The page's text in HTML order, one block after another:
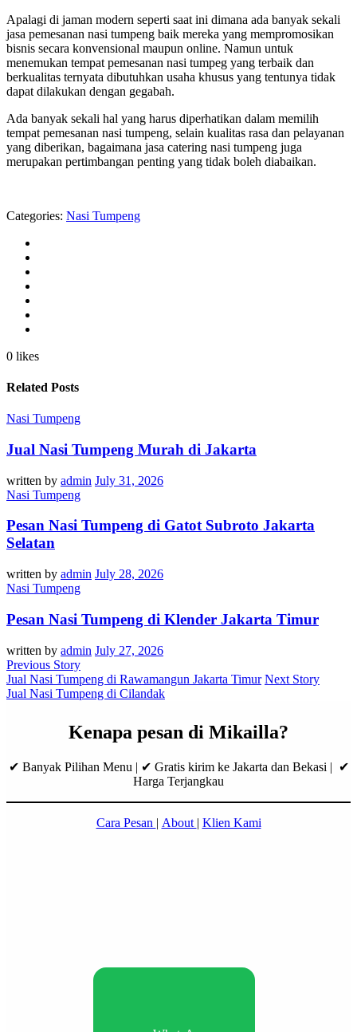
Apalagi di jaman modern seperti saat ini dimana ada banyak sekali
jasa pemesanan nasi tumpeng baik mereka yang mempromosikan
bisnis secara konvensional maupun online. Namun untuk
menemukan tempat pemesanan nasi tumpeg yang terbaik dan
berkualitas ternyata dibutuhkan usaha khusus yang tentunya tidak
dapat dilakukan dengan gegabah.
Ada banyak sekali hal yang harus diperhatikan dalam memilih
tempat pemesanan nasi tumpeng, selain kualitas rasa dan pelayanan
yang diberikan, bagaimana jasa catering nasi tumpeng juga
merupakan pertimbangan penting yang tidak boleh diabaikan.
Categories: Nasi Tumpeng
0 likes
Related Posts
Nasi Tumpeng
Jual Nasi Tumpeng Murah di Jakarta
written by admin July 31, 2026
Nasi Tumpeng
Pesan Nasi Tumpeng di Gatot Subroto Jakarta
Selatan
written by admin July 28, 2026
Nasi Tumpeng
Pesan Nasi Tumpeng di Klender Jakarta Timur
written by admin July 27, 2026
Previous Story
Jual Nasi Tumpeng di Rawamangun Jakarta Timur Next Story
Jual Nasi Tumpeng di Cilandak
Kenapa pesan di Mikailla?
✔ Banyak Pilihan Menu | ✔ Gratis kirim ke Jakarta dan Bekasi | ✔
Harga Terjangkau
Cara Pesan | About | Klien Kami